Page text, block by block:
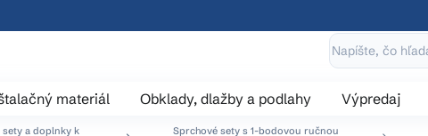
materiál Obklady, dlažby a podlahy Výpredaj
sety a doplnky k
Sprchové sety s 1-bodovou ručnou